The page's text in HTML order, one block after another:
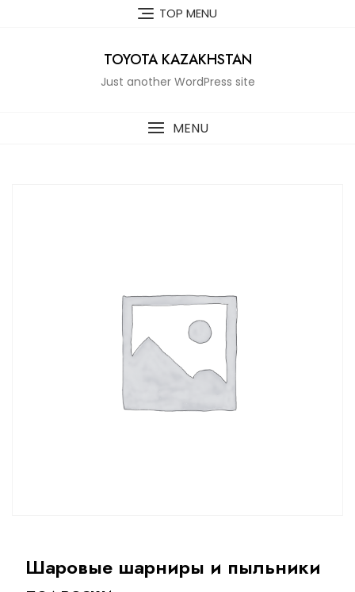
TOP MENU
TOYOTA KAZAKHSTAN
Just another WordPress site
MENU
Шаровые шарниры и пыльники